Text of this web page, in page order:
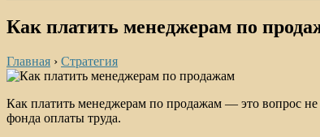
Как платить менеджерам по
Главная › Стратегия
Как платить менеджерам по продажам — это вопрос не
фонда оплаты труда.